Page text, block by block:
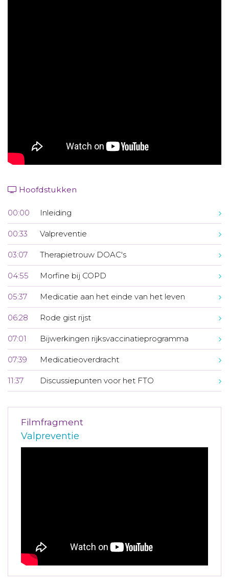
Hoofdstukken
00:00 Inleiding
00:33 Valpreventie
03:07 Therapietrouw DOAC's
04:55 Morfine bij COPD
05:37 Medicatie aan het einde van het leven
06:28 Rode gist rijst
07:01 Bijwerkingen rijksvaccinatieprogramma
07:39 Medicatieoverdracht
11:37 Discussiepunten voor het FTO
Filmfragment
Valpreventie